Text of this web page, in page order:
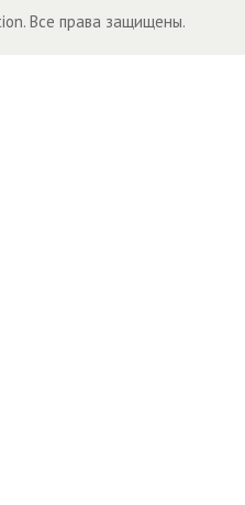
Все права защищены.